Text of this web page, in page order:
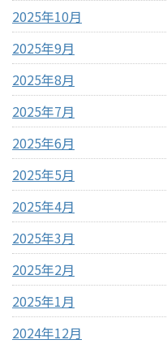
2025年10月
2025年9月
2025年8月
2025年7月
2025年6月
2025年5月
2025年4月
2025年3月
2025年2月
2025年1月
2024年12月